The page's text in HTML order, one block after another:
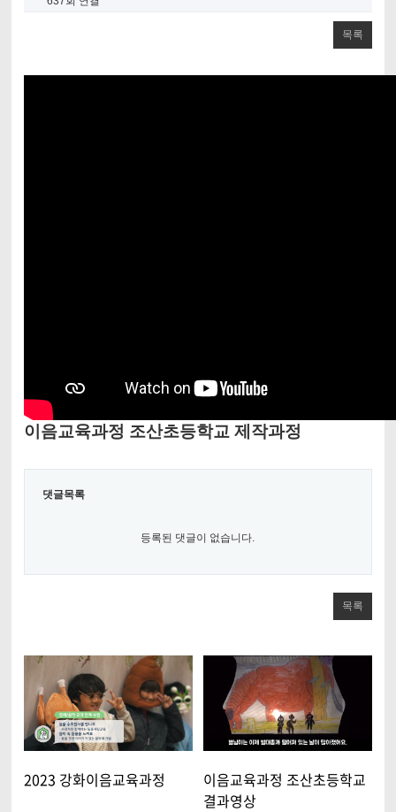
목록
이음교육과정 조산초등학교 제작과정
댓글목록
등록된 댓글이 없습니다.
목록
2023 강화이음교육과정
이음교육과정 조산초등학교
결과영상